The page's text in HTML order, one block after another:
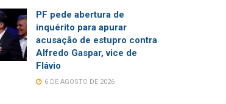
PF pede abertura de
inquérito para apurar
acusação de estupro contra
Alfredo Gaspar, vice de
Flávio
6 DE AGOSTO DE 2026